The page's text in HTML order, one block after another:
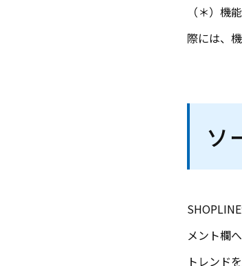
（＊）機
際には、
ソ
メント欄
トレンド